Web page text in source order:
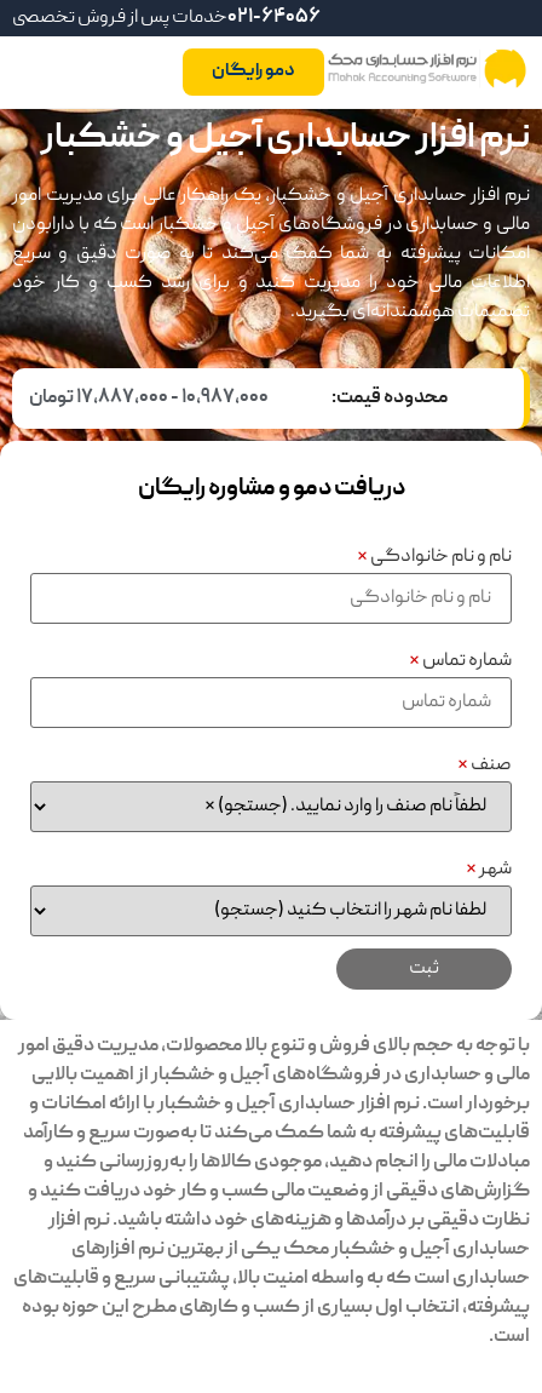
خدمات پس از فروش تخصصی021-64056
دمو رایگان
نرم افزار حسابداری آجیل و خشکبار
نرم افزار حسابداری آجیل و خشکبار، یک راهکار عالی برای مدیریت امور
مالی و حسابداری در فروشگاه‌های آجیل و خشکبار است که با دارابودن
امکانات پیشرفته به شما کمک می‌کند تا به صورت دقیق و سریع
اطلاعات مالی خود را مدیریت کنید و برای رشد کسب و کار خود
تصمیمات هوشمندانه‌ای بگیرید.
محدوده قیمت: 10,987,000 - 17,887,000 تومان
دریافت دمو و مشاوره رایگان
نام و نام خانوادگی*
شماره تماس*
صنف*
شهر*
با توجه به حجم بالای فروش و تنوع بالا محصولات، مدیریت دقیق امور
مالی و حسابداری در فروشگاه‌های آجیل و خشکبار از اهمیت بالایی
برخوردار است. نرم افزار حسابداری آجیل و خشکبار با ارائه امکانات و
قابلیت‌های پیشرفته به شما کمک می‌کند تا به‌صورت سریع و کارآمد
مبادلات مالی را انجام دهید، موجودی کالاها را به‌روزرسانی کنید و
گزارش‌های دقیقی از وضعیت مالی کسب و کار خود دریافت کنید و
نظارت دقیقی بر درآمدها و هزینه‌های خود داشته باشید. نرم افزار
حسابداری آجیل و خشکبار محک یکی از بهترین نرم افزارهای
حسابداری است که به واسطه امنیت بالا، پشتیبانی سریع و قابلیت‌های
پیشرفته، انتخاب اول بسیاری از کسب و کارهای مطرح این حوزه بوده
است.